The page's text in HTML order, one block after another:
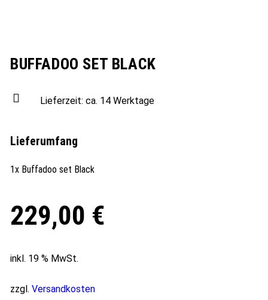
BUFFADOO SET BLACK
Lieferzeit: ca. 14 Werktage
Lieferumfang
1x Buffadoo set Black
229,00 €
inkl. 19 % MwSt.
zzgl. Versandkosten